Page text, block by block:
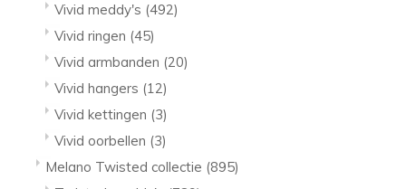
Vivid meddy's (492)
Vivid ringen (45)
Vivid armbanden (20)
Vivid hangers (12)
Vivid kettingen (3)
Vivid oorbellen (3)
Melano Twisted collectie (895)